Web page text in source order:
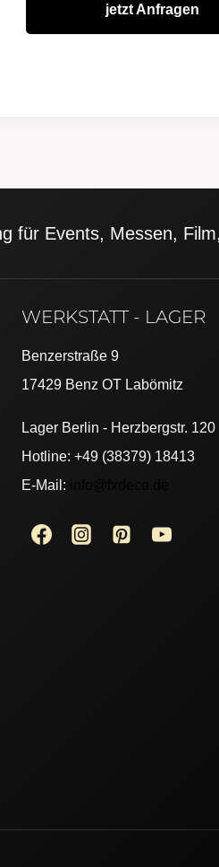
jetzt Anfragen
für Events, Messen,
WERKSTATT - LAGER
Benzerstraße 9
17429 Benz OT Labömitz
Lager Berlin - Herzbergstr. 120
Hotline: +49 (38379) 18413
E-Mail: